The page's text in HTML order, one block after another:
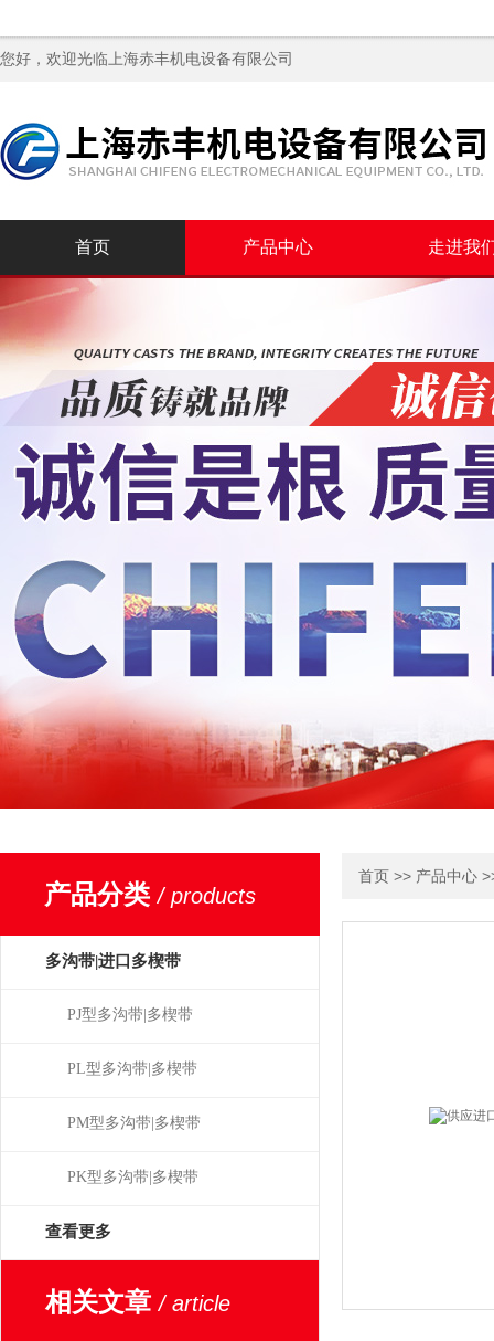
您好，欢迎光临上海赤丰机电设备有限公司
首页 产品中心 走进我
产品分类/ products
多沟带|进口多楔带
PJ型多沟带|多楔带
PL型多沟带|多楔带
PM型多沟带|多楔带
PK型多沟带|多楔带
查看更多
相关文章/ article
首页 >> 产品中心